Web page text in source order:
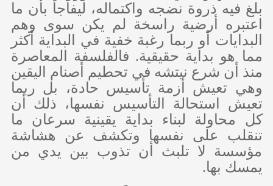
بلغ فيه ذروة نضجه واكتماله، ليفاجأ بأن ما
اعتبره أرضية راسخة لم يكن سوى وهم
البدايات أو ربما رغبة خفية في البداية أكثر
مما هو بداية حقيقية. فالفلسفة المعاصرة
منذ أن شرع نيتشه في تحطيم أصنام اليقين
وهي تعيش أزمة تأسيس حادة، بل ربما
تعيش استحالة التأسيس نفسها، ذلك أن
كل محاولة لبناء بداية يقينية سرعان ما
تنقلب على نفسها وتكشف عن هشاشة
مؤسسة لا تلبث أن تذوب بين يدي من
يمسك بها.